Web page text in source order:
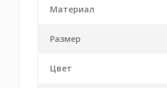
Материал
Размер
Цвет